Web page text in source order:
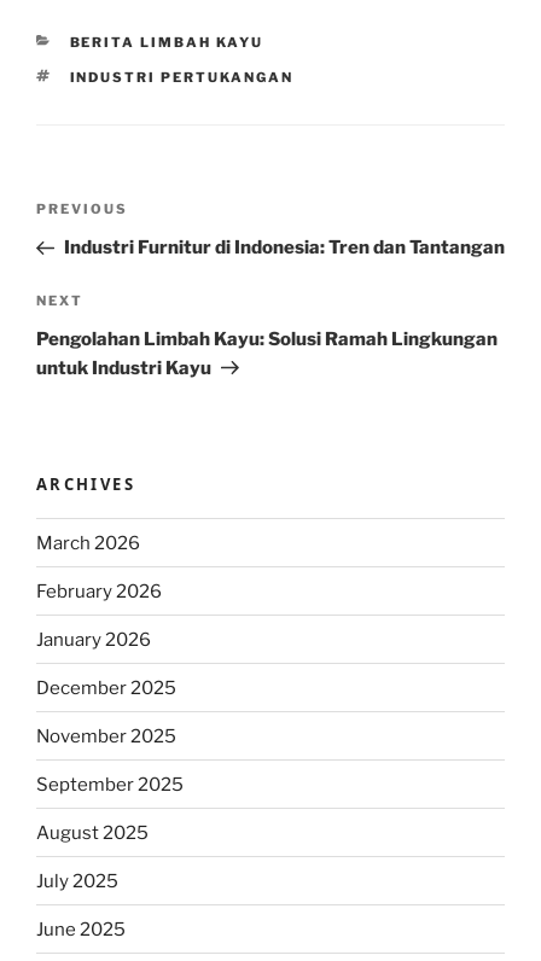
CATEGORIES
BERITA LIMBAH KAYU
TAGS
INDUSTRI PERTUKANGAN
Previous
Post
PREVIOUS
Industri Furnitur di Indonesia: Tren dan Tantangan
Next
Post
NEXT
Pengolahan Limbah Kayu: Solusi Ramah Lingkungan
untuk Industri Kayu
ARCHIVES
March 2026
February 2026
January 2026
December 2025
November 2025
September 2025
August 2025
July 2025
June 2025